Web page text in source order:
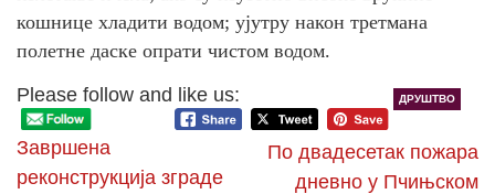
кошнице хладити водом; ујутру након третмана
полетне даске опрати чистом водом.
Please follow and like us:
ДРУШТВО
Завршена
реконструкција зграде
По двадесетак пожара
дневно у Пчињском